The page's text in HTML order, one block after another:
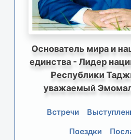
Основатель мира и
единства - Лидер
Республики
уважаемый
Встречи
Поездки